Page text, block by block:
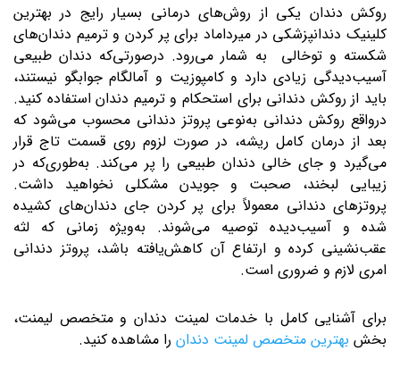
روکش دندان یکی از روش‌های درمانی بسیار رایج در بهترین
کلینیک دندانپزشکی در میرداماد برای پر کردن و ترمیم دندان‌های
شکسته و توخالی به شمار می‌رود. درصورتی‌که دندان طبیعی
آسیب‌دیدگی زیادی دارد و کامپوزیت و آمالگام جوابگو نیستند،
باید از روکش دندانی برای استحکام و ترمیم دندان استفاده کنید.
درواقع روکش دندانی به‌نوعی پروتز دندانی محسوب می‌شود که
بعد از درمان کامل ریشه، در صورت لزوم روی قسمت تاج قرار
می‌گیرد و جای خالی دندان طبیعی را پر می‌کند. به‌طوری‌که در
زیبایی لبخند، صحبت و جویدن مشکلی نخواهید داشت.
پروتزهای دندانی معمولاً برای پر کردن جای دندان‌های کشیده
شده و آسیب‌دیده توصیه می‌شوند. به‌ویژه زمانی که لثه
عقب‌نشینی کرده و ارتفاع آن کاهش‌یافته باشد، پروتز دندانی
امری لازم و ضروری است.
برای آشنایی کامل با خدمات لمینت دندان و متخصص لیمنت،
بخش بهترین متخصص لمینت دندان را مشاهده کنید.